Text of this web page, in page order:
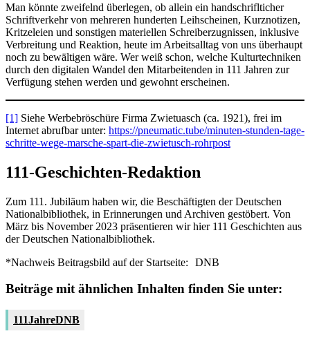
Man könnte zweifelnd überlegen, ob allein ein handschriflticher
Schriftverkehr von mehreren hunderten Leihscheinen, Kurznotizen,
Kritzeleien und sonstigen materiellen Schreiberzugnissen, inklusive
Verbreitung und Reaktion, heute im Arbeitsalltag von uns überhaupt
noch zu bewältigen wäre. Wer weiß schon, welche Kulturtechniken
durch den digitalen Wandel den Mitarbeitenden in 111 Jahren zur
Verfügung stehen werden und gewohnt erscheinen.
[1] Siehe Werbebröschüre Firma Zwietuasch (ca. 1921), frei im
Internet abrufbar unter: https://pneumatic.tube/minuten-stunden-tage-
schritte-wege-marsche-spart-die-zwietusch-rohrpost
111-Geschichten-Redaktion
Zum 111. Jubiläum haben wir, die Beschäftigten der Deutschen
Nationalbibliothek, in Erinnerungen und Archiven gestöbert. Von
März bis November 2023 präsentieren wir hier 111 Geschichten aus
der Deutschen Nationalbibliothek.
*Nachweis Beitragsbild auf der Startseite:
DNB
Beiträge mit ähnlichen Inhalten finden Sie unter:
111JahreDNB